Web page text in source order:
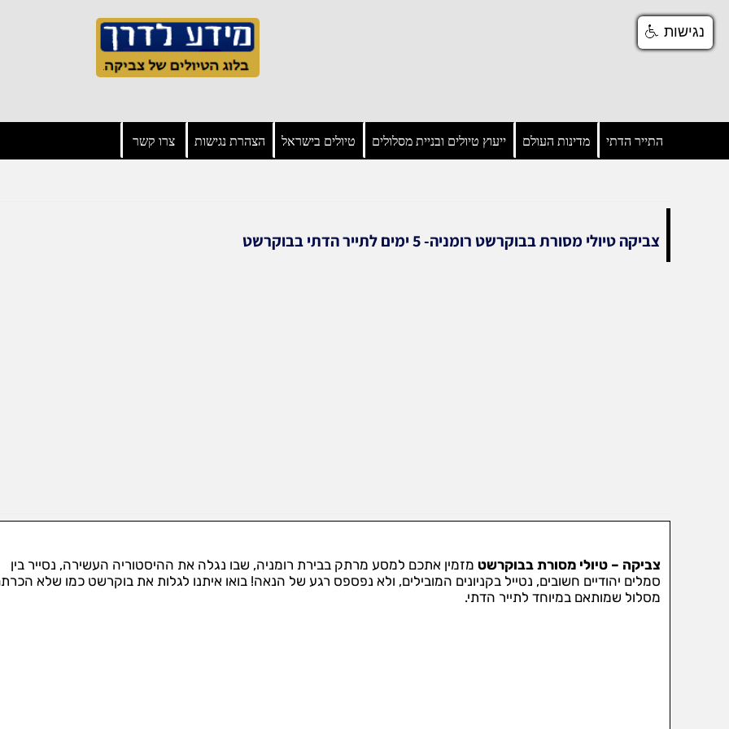
התייר הדתי מדינות העולם ייעוץ טיולים ובניית מסלולים טיולים בישראל הצהרת נגישות צרו קשר
צביקה טיולי מסורת בבוקרשט רומניה- 5 ימים לתייר הדתי בבוקרשט
צביקה – טיולי מסורת בבוקרשט מזמין אתכם למסע מרתק בבירת רומניה, שבו נגלה את ההיסטוריה העשירה, נסייר בין
סמלים יהודיים חשובים, נטייל בקניונים המובילים, ולא נפספס רגע של הנאה! בואו איתנו לגלות את בוקרשט כמו שלא
מסלול שמותאם במיוחד לתייר הדתי.
נגישות
נגישות